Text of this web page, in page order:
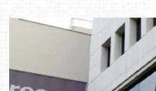
Πότε
αναμένονται
προκηρύξεις,
πόσους